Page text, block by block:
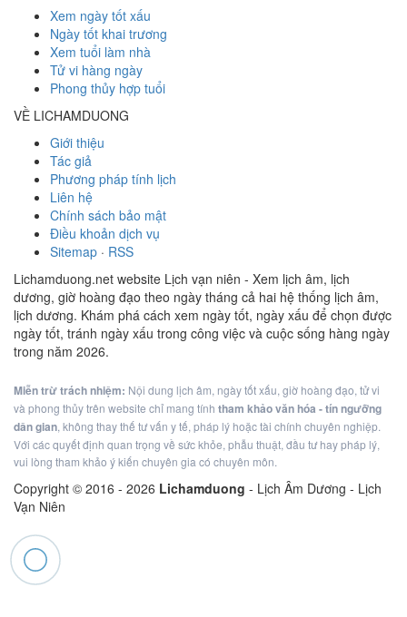
Xem ngày tốt xấu
Ngày tốt khai trương
Xem tuổi làm nhà
Tử vi hàng ngày
Phong thủy hợp tuổi
VỀ LICHAMDUONG
Giới thiệu
Tác giả
Phương pháp tính lịch
Liên hệ
Chính sách bảo mật
Điều khoản dịch vụ
Sitemap · RSS
Lichamduong.net website Lịch vạn niên - Xem lịch âm, lịch
dương, giờ hoàng đạo theo ngày tháng cả hai hệ thống lịch âm,
lịch dương. Khám phá cách xem ngày tốt, ngày xấu để chọn được
ngày tốt, tránh ngày xấu trong công việc và cuộc sống hàng ngày
trong năm 2026.
Miễn trừ trách nhiệm: Nội dung lịch âm, ngày tốt xấu, giờ hoàng đạo, tử vi
và phong thủy trên website chỉ mang tính tham khảo văn hóa - tín ngưỡng
dân gian, không thay thế tư vấn y tế, pháp lý hoặc tài chính chuyên nghiệp.
Với các quyết định quan trọng về sức khỏe, phẫu thuật, đầu tư hay pháp lý,
vui lòng tham khảo ý kiến chuyên gia có chuyên môn.
Copyright © 2016 - 2026 Lichamduong - Lịch Âm Dương - Lịch
Vạn Niên